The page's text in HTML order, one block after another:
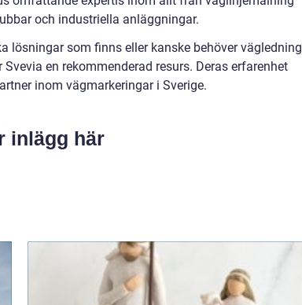
och industriella anläggningar.
lösningar som finns eller kanske behöver vägledning
en rekommenderad resurs. Deras erfarenhet
inom vägmarkeringar i Sverige.
inlägg här